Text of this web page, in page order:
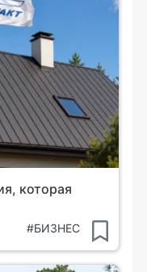
которая
#БИЗНЕС